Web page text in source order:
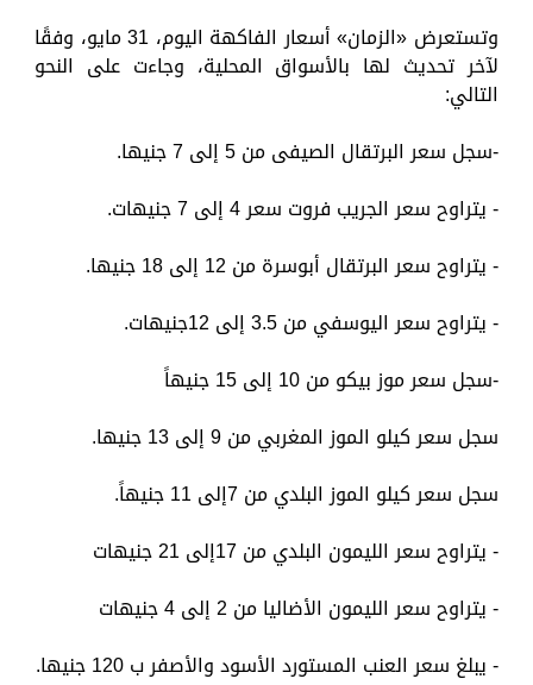
وتستعرض «الزمان» أسعار الفاكهة اليوم، 31 مايو، وفقًا
لآخر تحديث لها بالأسواق المحلية، وجاءت على النحو
التالي:
-سجل سعر البرتقال الصيفى من 5 إلى 7 جنيها.
- يتراوح سعر الجريب فروت سعر 4 إلى 7 جنيهات.
- يتراوح سعر البرتقال أبوسرة من 12 إلى 18 جنيها.
- يتراوح سعر اليوسفي من 3.5 إلى 12جنيهات.
-سجل سعر موز بيكو من 10 إلى 15 جنيهاً
سجل سعر كيلو الموز المغربي من 9 إلى 13 جنيها.
سجل سعر كيلو الموز البلدي من 7إلى 11 جنيهاً.
- يتراوح سعر الليمون البلدي من 17إلى 21 جنيهات
- يتراوح سعر الليمون الأضاليا من 2 إلى 4 جنيهات
- يبلغ سعر العنب المستورد الأسود والأصفر ب 120 جنيها.